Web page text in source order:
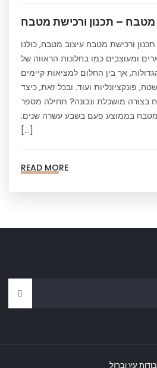
מטבח – תכנון ורכישת מטבח
ורכישת מטבח עיצוב מטבח, כולנו
ומעוצבים כמו בחלונות הראווה של
אך בין החלום למציאות קיימים
פונקציונליות ועוד. ובכל זאת, כיצד
בצורה מושכלת ונכונה? תחילה מספר
מטבח בממוצע פעם בשבע עשרה שנים.
[…]
READ MORE
עץ וברזל